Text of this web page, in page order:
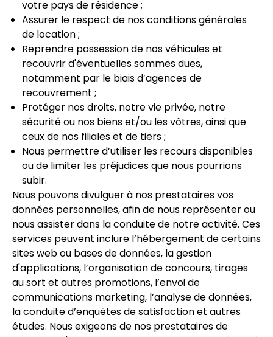
votre pays de résidence ;
Assurer le respect de nos conditions générales
de location ;
Reprendre possession de nos véhicules et
recouvrir d'éventuelles sommes dues,
notamment par le biais d’agences de
recouvrement ;
Protéger nos droits, notre vie privée, notre
sécurité ou nos biens et/ou les vôtres, ainsi que
ceux de nos filiales et de tiers ;
Nous permettre d’utiliser les recours disponibles
ou de limiter les préjudices que nous pourrions
subir.
Nous pouvons divulguer à nos prestataires vos
données personnelles, afin de nous représenter ou
nous assister dans la conduite de notre activité. Ces
services peuvent inclure l’hébergement de certains
sites web ou bases de données, la gestion
d'applications, l’organisation de concours, tirages
au sort et autres promotions, l’envoi de
communications marketing, l’analyse de données,
la conduite d’enquêtes de satisfaction et autres
études. Nous exigeons de nos prestataires de